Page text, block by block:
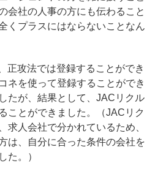
会社の人事の方にも伝わること
くプラスにはならないことなん
正攻法では登録することができ
ネを使って登録することができ
たが、結果として、JACリクル
ことができました。（JACリク
求人会社で分かれているため、
は、自分に合った条件の会社を
た。）